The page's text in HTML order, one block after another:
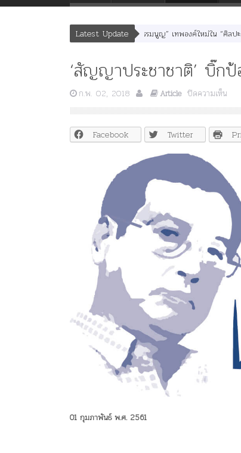
Latest Update
เสนา” “อรุณเทพบุตร” และ “เทพีรัฐธรรมนูญ” เทพองค์ใหม่ใน “ศิลปะคณะรา
‘สัญญาประชาชาติ’ บิ๊ก
ก.พ. 02, 2018 Article ปิดความเห็น
‘สั
ประ
บิ๊ก
ป้อ
Facebook Twitter
01 กุมภาพันธ์ พ.ศ. 2561